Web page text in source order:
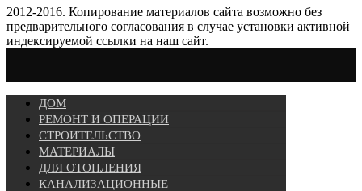
2012-2016. Копирование материалов сайта возможно без
предварительного согласования в случае установки активной
индексируемой ссылки на наш сайт.
ДОМ
РЕМОНТ И ОПЕРАЦИИ
СТРОИТЕЛЬСТВО
МАТЕРИАЛЫ
ДЛЯ ОТОПЛЕНИЯ
КАНАЛИЗАЦИОННЫЕ